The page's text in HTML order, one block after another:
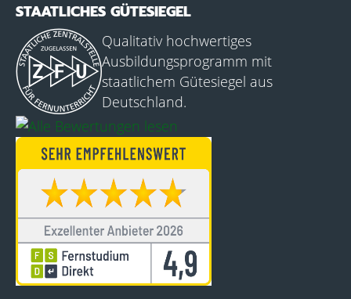
STAATLICHES GÜTESIEGEL
Qualitativ hochwertiges
Ausbildungsprogramm mit
staatlichem Gütesiegel aus
Deutschland.